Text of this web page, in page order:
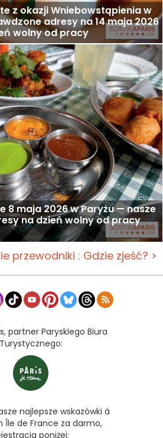
z okazji Wniebowstąpienia w
adresy na 14 maja 2026
wolny od pracy
8 maja 2026 w Paryżu — nasze
na dzień wolny od pracy
przewodniki : Gdzie zjeść? >
partner Paryskiego Biura
Turystycznego:
najlepsze wskazówki à
Île de France za darmo,
poniżej: